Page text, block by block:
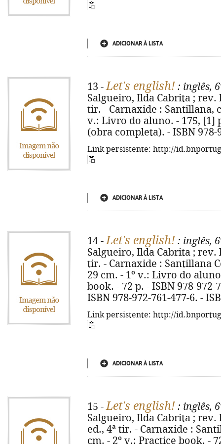
ADICIONAR À LISTA
13 -Let's english! : inglês,
Salgueiro, Ilda Cabrita ; rev.
tir. - Carnaxide : Santillana,
v.: Livro do aluno. - 175, [1]
(obra completa). - ISBN 978-
Link persistente: http://
ADICIONAR À LISTA
14 -Let's english! : inglês,
Salgueiro, Ilda Cabrita ; rev.
tir. - Carnaxide : Santillana
29 cm. - 1º v.: Livro do
book. - 72 p. - ISBN 978-
ISBN 978-972-761-477-6. -
Link persistente: http://
ADICIONAR À LISTA
15 -Let's english! : inglês,
Salgueiro, Ilda Cabrita ;
ed., 4ª tir. - Carnaxide :
cm. - 2º v.: Practice book. -